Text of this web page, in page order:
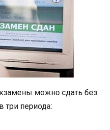
можно сдать без
периода: